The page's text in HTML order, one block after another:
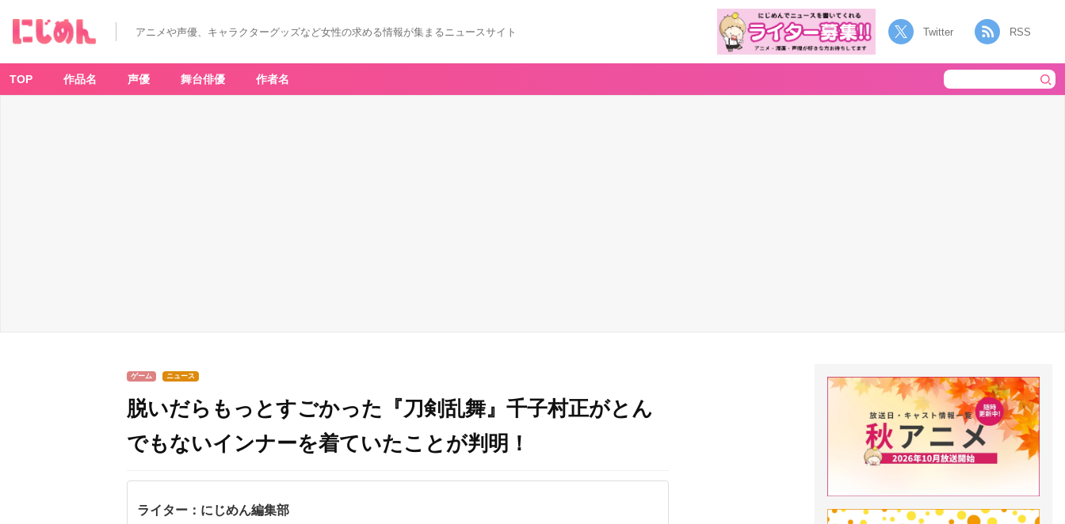
アニメや声優、キャラクターグッズなど女性の求める情報が集まるニュースサイト Twitter RSS
TOP 作品名 声優 舞台俳優 作者名
ゲーム ニュース
脱いだらもっとすごかった『刀剣乱舞』千子村正がとん
でもないインナーを着ていたことが判明！
ライター：にじめん編集部